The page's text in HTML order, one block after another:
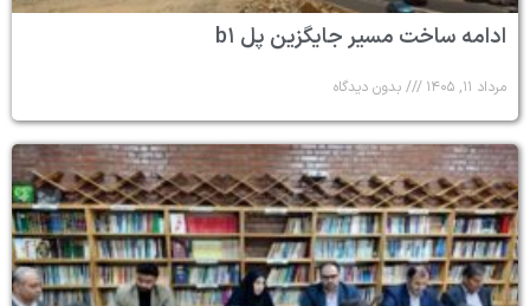
ادامه ساخت مسیر جایگزین پل b۱
مرداد ۱۱, ۱۴۰۵ بدون دیدگاه